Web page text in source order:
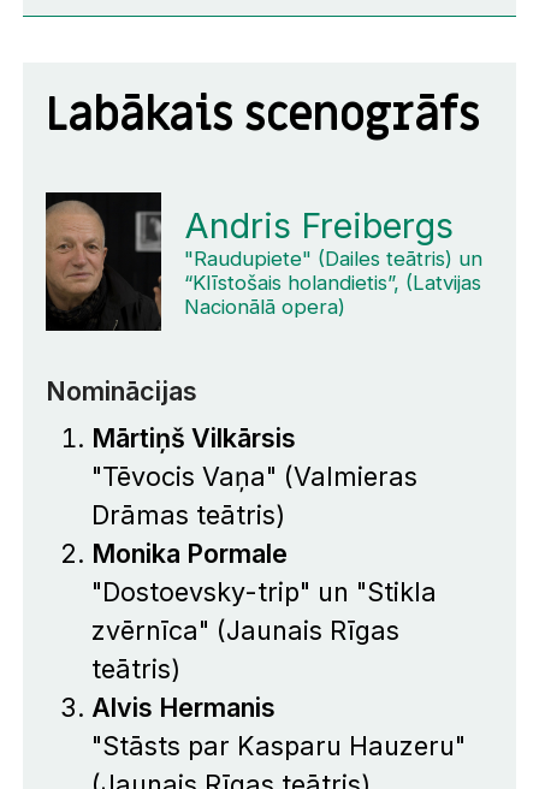
Labākais scenogrāfs
Andris Freibergs
"Raudupiete" (Dailes teātris) un
“Klīstošais holandietis”, (Latvijas
Nacionālā opera)
Nominācijas
Mārtiņš Vilkārsis
"Tēvocis Vaņa" (Valmieras
Drāmas teātris)
Monika Pormale
"Dostoevsky-trip" un "Stikla
zvērnīca" (Jaunais Rīgas
teātris)
Alvis Hermanis
"Stāsts par Kasparu Hauzeru"